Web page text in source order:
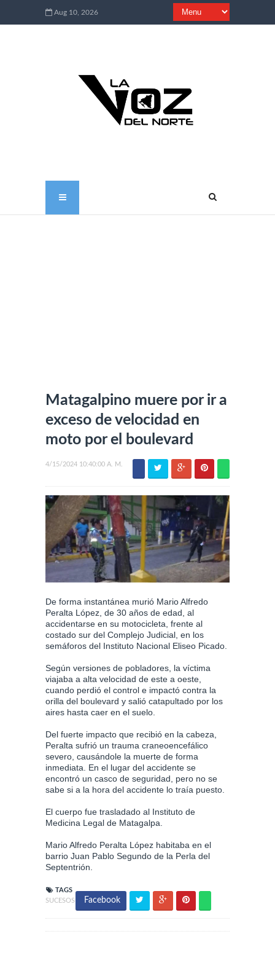
Aug 10, 2026
Matagalpino muere por ir a
exceso de velocidad en
moto por el boulevard
4/15/2024 10:40:00 A. M.
De forma instantánea murió Mario Alfredo
Peralta López, de 30 años de edad, al
accidentarse en su motocicleta, frente al
costado sur del Complejo Judicial, en los
semáforos del Instituto Nacional Eliseo Picado.
Según versiones de pobladores, la víctima
viajaba a alta velocidad de este a oeste,
cuando perdió el control e impactó contra la
orilla del boulevard y salió catapultado por los
aires hasta caer en el suelo.
Del fuerte impacto que recibió en la cabeza,
Peralta sufrió un trauma craneoencefálico
severo, causándole la muerte de forma
inmediata. En el lugar del accidente se
encontró un casco de seguridad, pero no se
sabe si a la hora del accidente lo traía puesto.
El cuerpo fue trasladado al Instituto de
Medicina Legal de Matagalpa.
Mario Alfredo Peralta López habitaba en el
barrio Juan Pablo Segundo de la Perla del
Septentrión.
TAGS
SUCESOS
Facebook